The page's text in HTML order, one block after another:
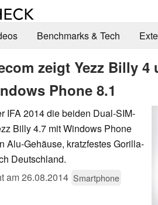
Benchmarks & Tech
zeigt Yezz Billy 4
Phone 8.1
IFA 2014 die beiden Dual-SIM-
Billy 4.7 mit Windows Phone
Alu-Gehäuse, kratzfestes Gorilla-
Deutschland.
am26.08.2014 Smartphone